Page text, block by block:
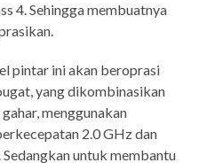
4. Sehingga membuatnya
pintar ini akan beroprasi
yang dikombinasikan
menggunakan
2.0 GHz dan
untuk membantu